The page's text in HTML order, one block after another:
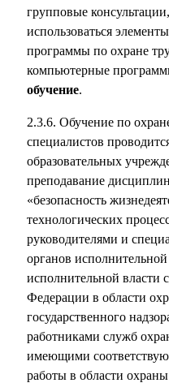
групповые
использоваться
программы по охране
компьютерные
обучение.
2.3.6. Обучение по
специалистов
образовательных
преподавание
«безопасность
технологических
руководителями и
органов
исполнительной власти
Федерации в области
государственного
работниками служб
имеющими
работы в области охраны